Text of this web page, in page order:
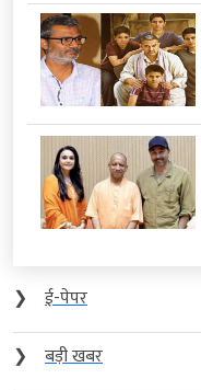
❯
ई-पेपर
❯
बड़ी खबर